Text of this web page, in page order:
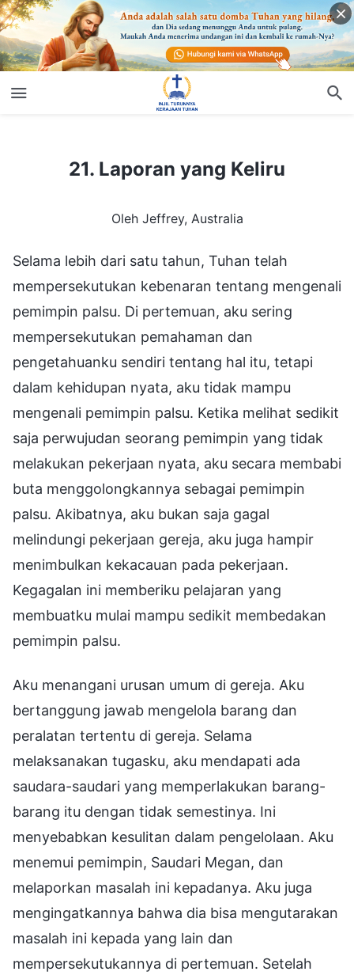
21. Laporan yang Keliru
Oleh Jeffrey, Australia
Selama lebih dari satu tahun, Tuhan telah
mempersekutukan kebenaran tentang mengenali
pemimpin palsu. Di pertemuan, aku sering
mempersekutukan pemahaman dan
pengetahuanku sendiri tentang hal itu, tetapi
dalam kehidupan nyata, aku tidak mampu
mengenali pemimpin palsu. Ketika melihat sedikit
saja perwujudan seorang pemimpin yang tidak
melakukan pekerjaan nyata, aku secara membabi
buta menggolongkannya sebagai pemimpin
palsu. Akibatnya, aku bukan saja gagal
melindungi pekerjaan gereja, aku juga hampir
menimbulkan kekacauan pada pekerjaan.
Kegagalan ini memberiku pelajaran yang
membuatku mulai mampu sedikit membedakan
pemimpin palsu.
Aku menangani urusan umum di gereja. Aku
bertanggung jawab mengelola barang dan
peralatan tertentu di gereja. Selama
melaksanakan tugasku, aku mendapati ada
saudara-saudari yang memperlakukan barang-
barang itu dengan tidak semestinya. Ini
menyebabkan kesulitan dalam pengelolaan. Aku
menemui pemimpin, Saudari Megan, dan
melaporkan masalah ini kepadanya. Aku juga
mengingatkannya bahwa dia bisa mengutarakan
masalah ini kepada yang lain dan
mempersekutukannya di pertemuan. Setelah